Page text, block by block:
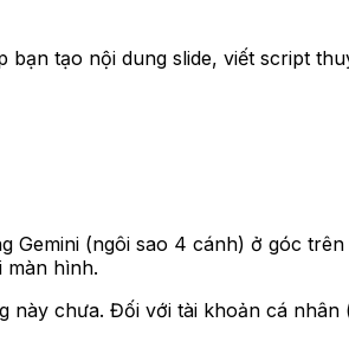
tạo nội dung slide, viết script
Gemini (ngôi sao 4 cánh) ở góc
màn hình.
chưa. Đối với tài khoản cá